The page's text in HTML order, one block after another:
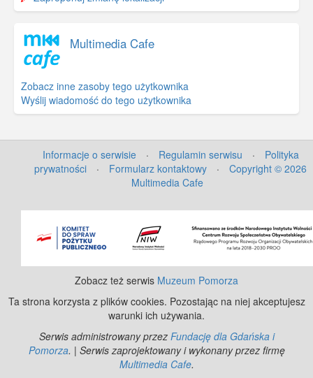
Multimedia Cafe
Zobacz inne zasoby tego użytkownika
Wyślij wiadomość do tego użytkownika
Informacje o serwisie · Regulamin serwisu ·
Polityka
prywatności
· Formularz kontaktowy ·
Copyright © 2026
Multimedia Cafe
Zobacz też serwis Muzeum Pomorza
Ta strona korzysta z plików cookies. Pozostając na niej akceptujesz
warunki ich używania.
Serwis administrowany przez Fundację dla Gdańska i
Pomorza. | Serwis zaprojektowany i wykonany przez firmę
Multimedia Cafe.